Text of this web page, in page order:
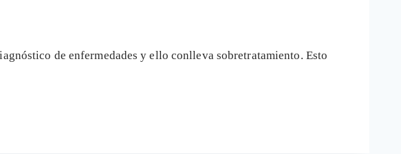
de enfermedades y ello conlleva sobretratamiento. Esto